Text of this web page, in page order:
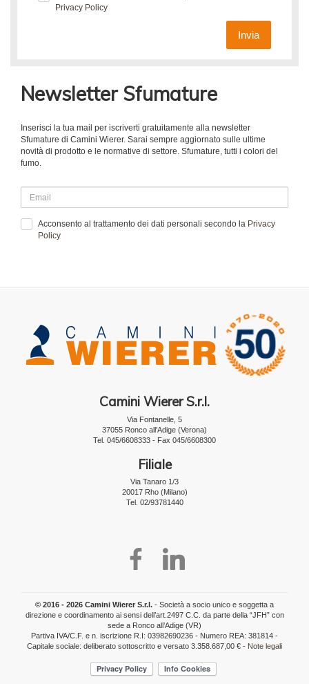
Privacy Policy
Invia
Newsletter Sfumature
Inserisci la tua mail per iscriverti gratuitamente alla newsletter
Sfumature di Camini Wierer. Sarai sempre aggiornato sulle ultime
novità di prodotto e le normative di settore. Sfumature, tutti i colori del
fumo.
Acconsento al trattamento dei dati personali secondo la Privacy
Policy
Camini Wierer S.r.l.
Via Fontanelle, 5
37055 Ronco all'Adige (Verona)
Tel. 045/6608333 - Fax 045/6608300
Filiale
Via Tanaro 1/3
20017 Rho (Milano)
Tel. 02/93781440
© 2016 - 2026 Camini Wierer S.r.l. - Società a socio unico e soggetta a
direzione e coordinamento ai sensi dell’art.2497 C.C. da parte della “JFH” con
sede a Ronco all’Adige (VR)
Partiva IVA/C.F. e n. iscrizione R.I: 03982690236 - Numero REA: 381814 -
Capitale sociale: deliberato sottoscritto e versato 3.358.687,00 € - Note legali